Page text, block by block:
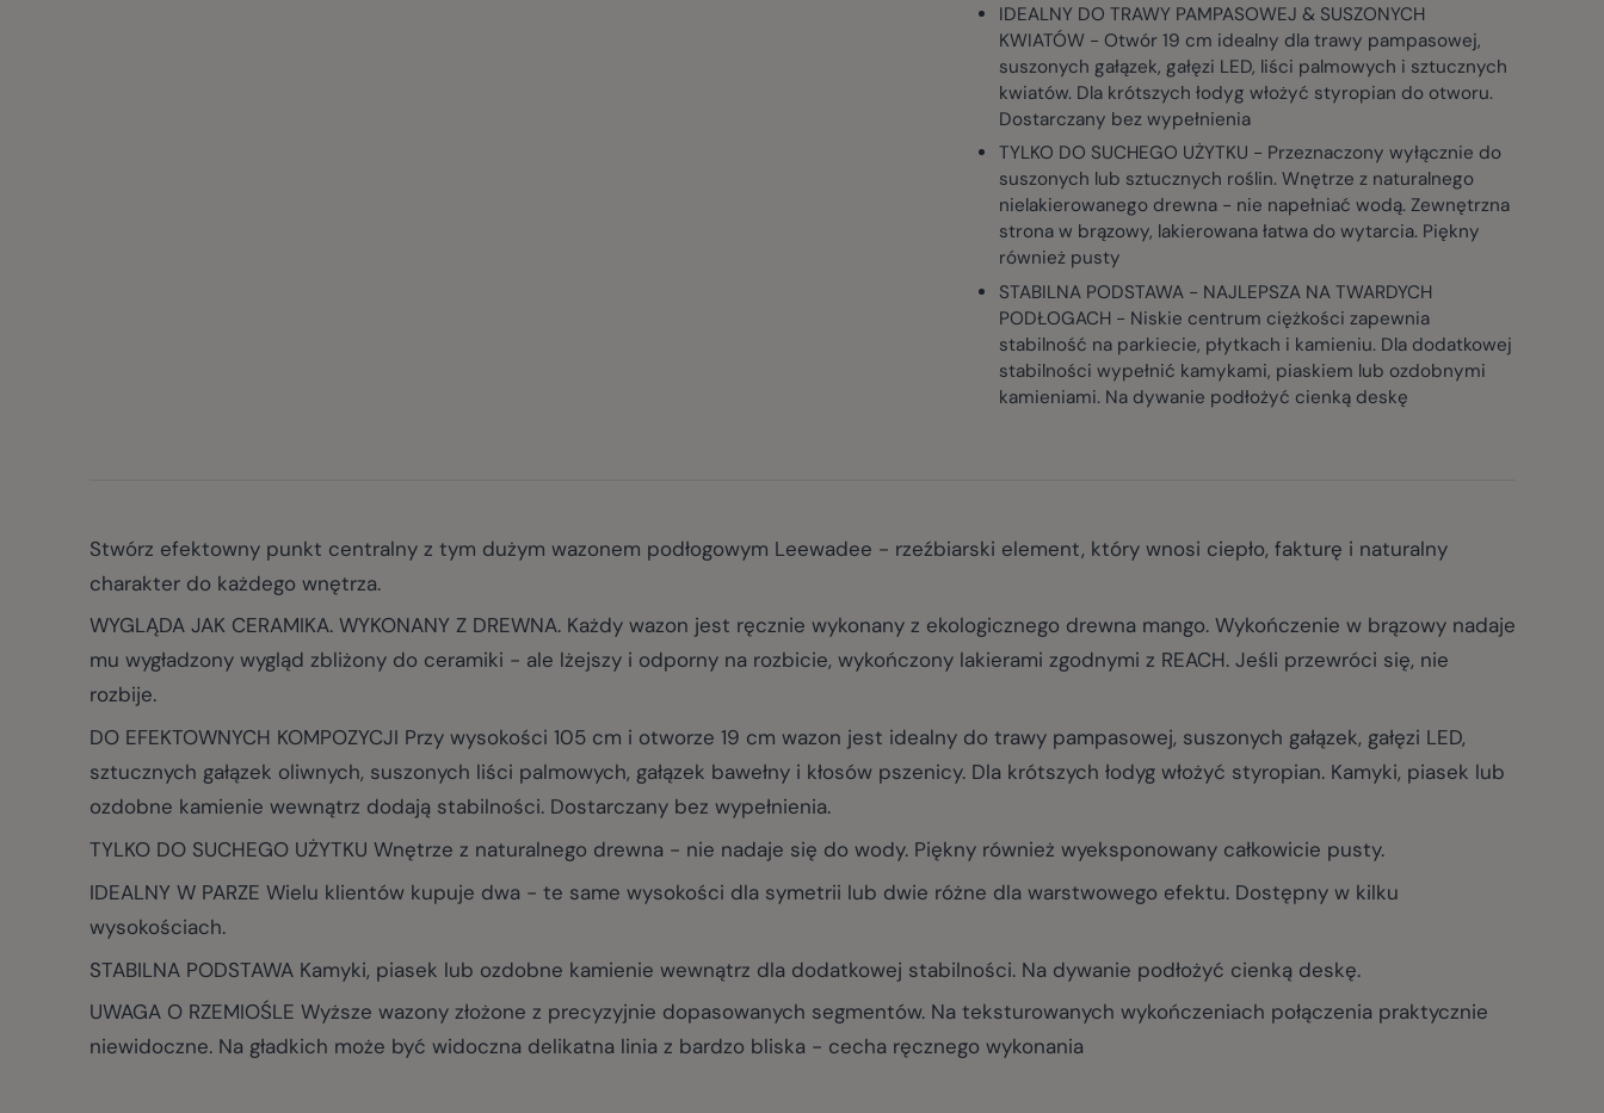
IDEALNY DO TRAWY PAMPASOWEJ & SUSZONYCH
KWIATÓW - Otwór 19 cm idealny dla trawy pampasowej,
suszonych gałązek, gałęzi LED, liści palmowych i sztucznych
kwiatów. Dla krótszych łodyg włożyć styropian do otworu.
Dostarczany bez wypełnienia
TYLKO DO SUCHEGO UŻYTKU - Przeznaczony wyłącznie do
suszonych lub sztucznych roślin. Wnętrze z naturalnego
nielakierowanego drewna - nie napełniać wodą. Zewnętrzna
strona w brązowy, lakierowana łatwa do wytarcia. Piękny
również pusty
STABILNA PODSTAWA - NAJLEPSZA NA TWARDYCH
PODŁOGACH - Niskie centrum ciężkości zapewnia
stabilność na parkiecie, płytkach i kamieniu. Dla dodatkowej
stabilności wypełnić kamykami, piaskiem lub ozdobnymi
kamieniami. Na dywanie podłożyć cienką deskę
Stwórz efektowny punkt centralny z tym dużym wazonem podłogowym Leewadee - rzeźbiarski element, który wnosi ciepło, fakturę i naturalny
charakter do każdego wnętrza.
WYGLĄDA JAK CERAMIKA. WYKONANY Z DREWNA. Każdy wazon jest ręcznie wykonany z ekologicznego drewna mango. Wykończenie w brązowy nadaje
mu wygładzony wygląd zbliżony do ceramiki - ale lżejszy i odporny na rozbicie, wykończony lakierami zgodnymi z REACH. Jeśli przewróci się, nie
rozbije.
DO EFEKTOWNYCH KOMPOZYCJI Przy wysokości 105 cm i otworze 19 cm wazon jest idealny do trawy pampasowej, suszonych gałązek, gałęzi LED,
sztucznych gałązek oliwnych, suszonych liści palmowych, gałązek bawełny i kłosów pszenicy. Dla krótszych łodyg włożyć styropian. Kamyki, piasek lub
ozdobne kamienie wewnątrz dodają stabilności. Dostarczany bez wypełnienia.
TYLKO DO SUCHEGO UŻYTKU Wnętrze z naturalnego drewna - nie nadaje się do wody. Piękny również wyeksponowany całkowicie pusty.
IDEALNY W PARZE Wielu klientów kupuje dwa - te same wysokości dla symetrii lub dwie różne dla warstwowego efektu. Dostępny w kilku
wysokościach.
STABILNA PODSTAWA Kamyki, piasek lub ozdobne kamienie wewnątrz dla dodatkowej stabilności. Na dywanie podłożyć cienką deskę.
UWAGA O RZEMIOŚLE Wyższe wazony złożone z precyzyjnie dopasowanych segmentów. Na teksturowanych wykończeniach połączenia praktycznie
niewidoczne. Na gładkich może być widoczna delikatna linia z bardzo bliska - cecha ręcznego wykonania